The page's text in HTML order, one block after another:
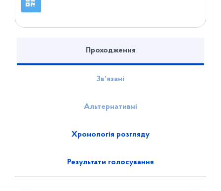
Проходження
Зв’язані
Альтернативні
Хронологія розгляду
Результати голосування